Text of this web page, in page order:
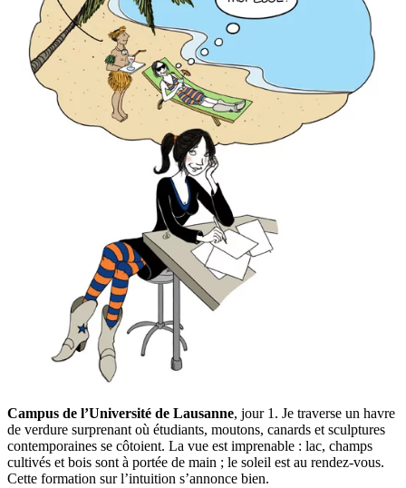
Campus de l’Université de Lausanne, jour 1. Je traverse un havre
de verdure surprenant où étudiants, moutons, canards et sculptures
contemporaines se côtoient. La vue est imprenable : lac, champs
cultivés et bois sont à portée de main ; le soleil est au rendez-vous.
Cette formation sur l’intuition s’annonce bien.